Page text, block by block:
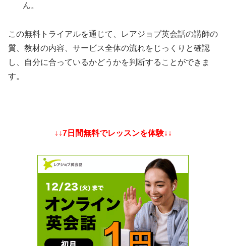
ん。
この無料トライアルを通じて、レアジョブ英会話の講師の
質、教材の内容、サービス全体の流れをじっくりと確認
し、自分に合っているかどうかを判断することができま
す。
↓↓7日間無料でレッスンを体験↓↓